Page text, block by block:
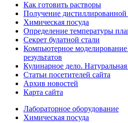
Как готовить растворы
Получение
Химическая посуда
Определение температуры
Секрет булатной стали
Компьютерное моделирование
результатов
Кулинарное дело.
Статьи посетителей сайта
Архив новостей
Карта сайта
Лабораторное оборудование
Химическая посуда